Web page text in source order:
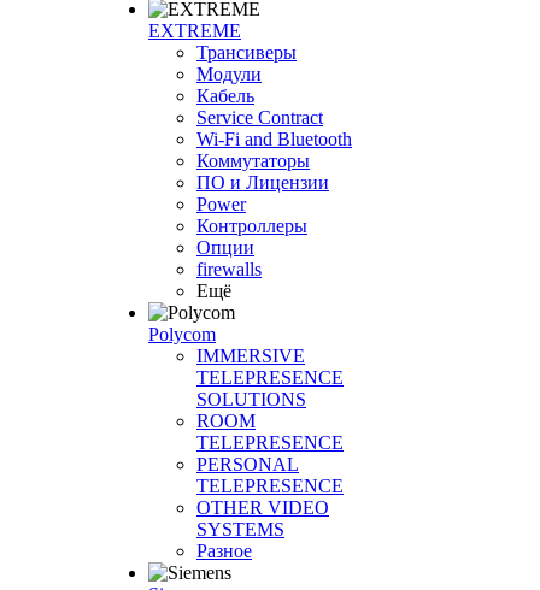
EXTREME
Трансиверы
Модули
Кабель
Service Contract
Wi-Fi and Bluetooth
Коммутаторы
ПО и Лицензии
Power
Контроллеры
Опции
firewalls
Ещё
Polycom
IMMERSIVE
TELEPRESENCE
SOLUTIONS
ROOM
TELEPRESENCE
PERSONAL
TELEPRESENCE
OTHER VIDEO
SYSTEMS
Разное